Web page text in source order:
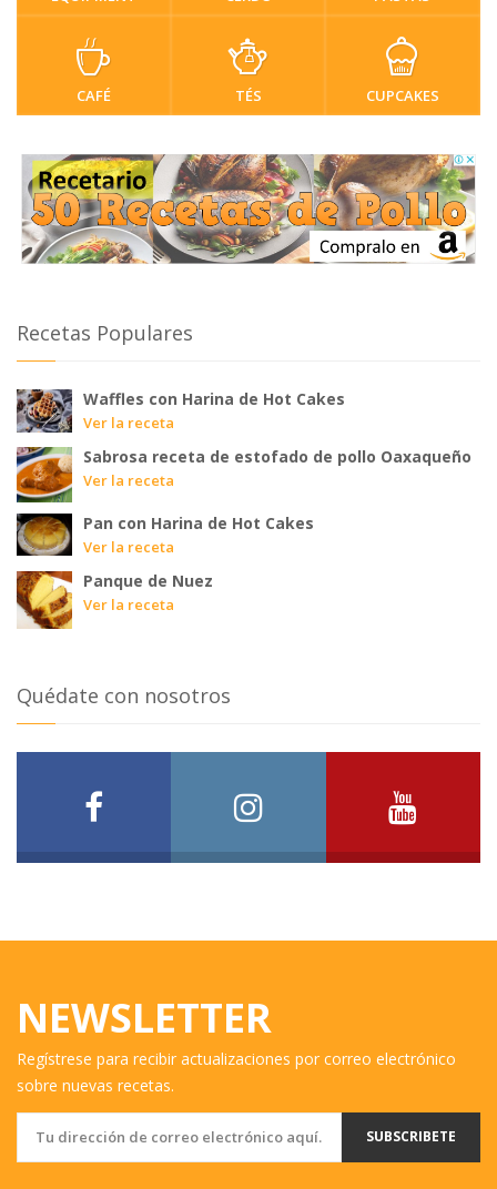
CAFÉ TÉS CUPCAKES
Recetas Populares
Waffles con Harina de Hot Cakes
Ver la receta
Sabrosa receta de estofado de pollo Oaxaqueño
Ver la receta
Pan con Harina de Hot Cakes
Ver la receta
Panque de Nuez
Ver la receta
Quédate con nosotros
NEWSLETTER
Regístrese para recibir actualizaciones por correo electrónico
sobre nuevas recetas.
SUBSCRIBETE